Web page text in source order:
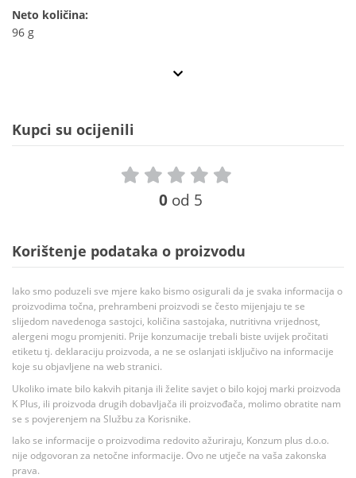
Neto količina:
96 g
Kupci su ocijenili
0 od 5
Korištenje podataka o proizvodu
Iako smo poduzeli sve mjere kako bismo osigurali da je svaka informacija o
proizvodima točna, prehrambeni proizvodi se često mijenjaju te se
slijedom navedenoga sastojci, količina sastojaka, nutritivna vrijednost,
alergeni mogu promjeniti. Prije konzumacije trebali biste uvijek pročitati
etiketu tj. deklaraciju proizvoda, a ne se oslanjati isključivo na informacije
koje su objavljene na web stranici.
Ukoliko imate bilo kakvih pitanja ili želite savjet o bilo kojoj marki proizvoda
K Plus, ili proizvoda drugih dobavljača ili proizvođača, molimo obratite nam
se s povjerenjem na Službu za Korisnike.
Iako se informacije o proizvodima redovito ažuriraju, Konzum plus d.o.o.
nije odgovoran za netočne informacije. Ovo ne utječe na vaša zakonska
prava.